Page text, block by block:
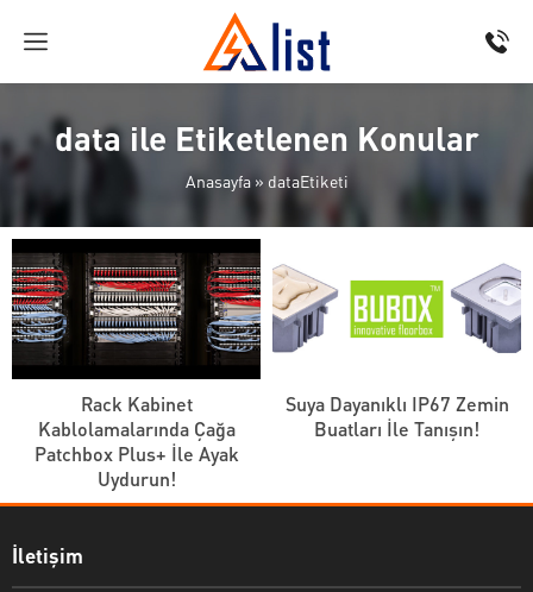
data ile Etiketlenen Konular
Anasayfa» dataEtiketi
Rack Kabinet
Kablolamalarında Çağa
Patchbox Plus+ İle Ayak
Uydurun!
Suya Dayanıklı IP67 Zemin
Buatları İle Tanışın!
İletişim